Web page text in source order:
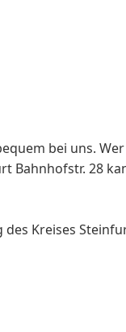
bei uns.
Bahnhofstr. 28
des Kreises